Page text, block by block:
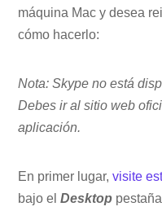
máquina Mac y desea
cómo hacerlo:
Nota: Skype no está
Debes ir al sitio web
aplicación.
En primer lugar,visite
bajo elDesktop